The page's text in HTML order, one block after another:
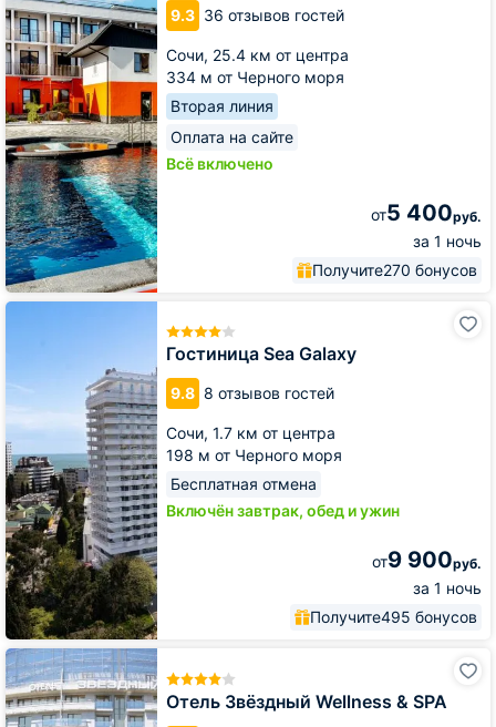
9.3 36 отзывов гостей
Сочи, 25.4 км от центра
334 м от Черного моря
Вторая линия
Оплата на сайте
Всё включено
от5 400руб.
за 1 ночь
Получите270 бонусов
Отель
Гостиница Sea Galaxy
9.8 8 отзывов гостей
Сочи, 1.7 км от центра
198 м от Черного моря
Бесплатная отмена
Включён завтрак, обед и ужин
от9 900руб.
за 1 ночь
Получите495 бонусов
Гостиница
Отель Звёздный Wellness & SPA
Отель
Звёздный
Wellness
&